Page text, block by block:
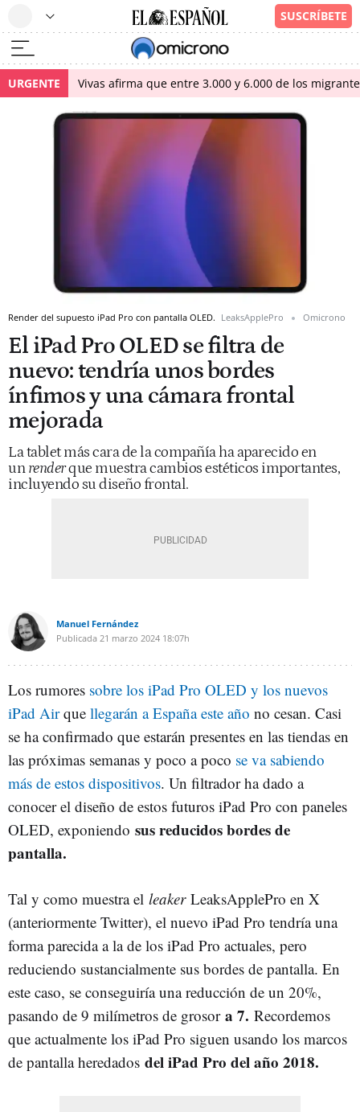
URGENTE Vivas afirma que entre 3.000 y 6.000 de los
Render del supuesto iPad Pro con pantalla OLED. LeaksApplePro Omicrono
El iPad Pro OLED se filtra de
nuevo: tendría unos bordes
ínfimos y una cámara frontal
mejorada
La tablet más cara de la compañía ha aparecido en
unrenderque muestra cambios estéticos importantes,
incluyendo su diseño frontal.
Manuel Fernández
Publicada 21 marzo 2024 18:07h
Los rumores sobre los iPad Pro OLED y los nuevos
iPad Airque llegarán a España este año no cesan. Casi
se ha confirmado que estarán presentes en las tiendas en
las próximas semanas y poco a poco se va sabiendo
más de estos dispositivos. Un filtrador ha dado a
conocer el diseño de estos futuros iPad Pro con paneles
OLED, exponiendo sus reducidos bordes de
pantalla.
Tal y como muestra el leaker LeaksApplePro en X
(anteriormente Twitter), el nuevo iPad Pro tendría una
forma parecida a la de los iPad Pro actuales, pero
reduciendo sustancialmente sus bordes de pantalla. En
este caso, se conseguiría una reducción de un 20%,
pasando de 9 milímetros de grosor a 7. Recordemos
que actualmente los iPad Pro siguen usando los marcos
de pantalla heredados del iPad Pro del año 2018.